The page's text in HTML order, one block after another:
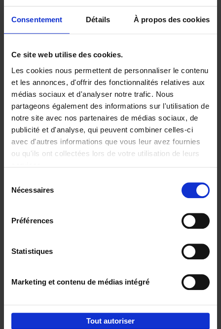
Consentement Détails À propos des cookies
Ce site web utilise des cookies.
Les cookies nous permettent de personnaliser le contenu
et les annonces, d'offrir des fonctionnalités relatives aux
médias sociaux et d'analyser notre trafic. Nous
partageons également des informations sur l'utilisation de
notre site avec nos partenaires de médias sociaux, de
publicité et d'analyse, qui peuvent combiner celles-ci
avec d'autres informations que vous leur avez fournies
ou qu'ils ont collectées lors de votre utilisation de leurs
Nécessaires
Préférences
Statistiques
Marketing et contenu de médias intégré
Tout autoriser
The Offer You Can't
Refuse
Steven Van Belleghem
Couverture souple
2020 256
€37,50
Building Bonds = Building